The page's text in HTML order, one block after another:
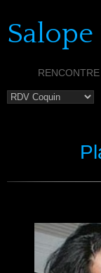
Salope